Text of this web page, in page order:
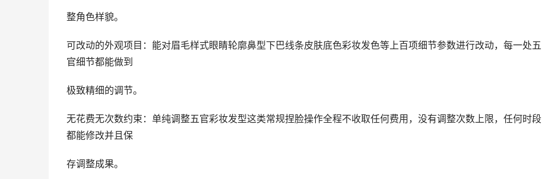
整角色样貌。
可改动的外观项目：能对眉毛样式眼睛轮廓鼻型下巴线条皮肤底色彩妆发色等上百项细节参数进行改动，每一处五
官细节都能做到
极致精细的调节。
无花费无次数约束：单纯调整五官彩妆发型这类常规捏脸操作全程不收取任何费用，没有调整次数上限，任何时段
都能修改并且保
存调整成果。